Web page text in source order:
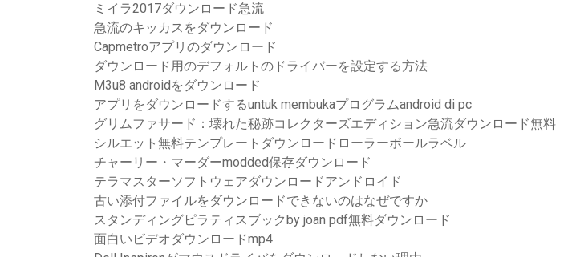
ミイラ2017ダウンロード急流
急流のキッカスをダウンロード
Capmetroアプリのダウンロード
ダウンロード用のデフォルトのドライバーを設定する方法
M3u8 androidをダウンロード
アプリをダウンロードするuntuk membukaプログラムandroid di pc
グリムファサード：壊れた秘跡コレクターズエディション急流ダウンロード無料
シルエット無料テンプレートダウンロードローラーボールラベル
チャーリー・マーダーmodded保存ダウンロード
テラマスターソフトウェアダウンロードアンドロイド
古い添付ファイルをダウンロードできないのはなぜですか
スタンディングピラティスブックby joan pdf無料ダウンロード
面白いビデオダウンロードmp4